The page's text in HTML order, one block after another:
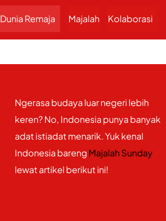
Dunia Remaja Majalah Kolaborasi
Ngerasa budaya luar negeri lebih
keren? No, Indonesia punya banyak
adat istiadat menarik. Yuk kenal
Indonesia bareng Majalah Sunday
lewat artikel berikut ini!